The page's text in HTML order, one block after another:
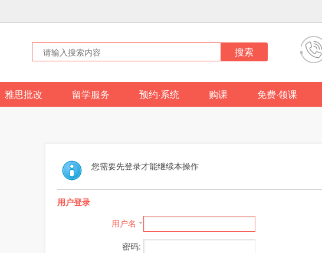
搜索
雅思批改 留学服务 预约·系统 购课 免费·领课
您需要先登录才能继续本操作
用户登录
用户名
密码: